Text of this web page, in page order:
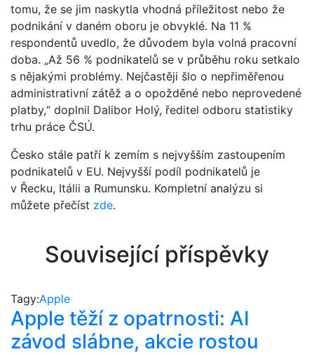
tomu, že se jim naskytla vhodná příležitost nebo že
podnikání v daném oboru je obvyklé. Na 11 %
respondentů uvedlo, že důvodem byla volná pracovní
doba. „Až 56 % podnikatelů se v průběhu roku setkalo
s nějakými problémy. Nejčastěji šlo o nepřiměřenou
administrativní zátěž a o opožděné nebo neprovedené
platby,“ doplnil Dalibor Holý, ředitel odboru statistiky
trhu práce ČSÚ.
Česko stále patří k zemím s nejvyšším zastoupením
podnikatelů v EU. Nejvyšší podíl podnikatelů je
v Řecku, Itálii a Rumunsku. Kompletní analýzu si
můžete přečíst zde.
Související příspěvky
Tagy:Apple
Apple těží z opatrnosti: AI
závod slábne, akcie rostou